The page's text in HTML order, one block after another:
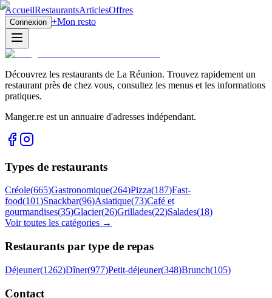
AccueilRestaurantsArticlesOffres
Connexion +Mon resto
Découvrez les restaurants de La Réunion. Trouvez rapidement un
restaurant près de chez vous, consultez les menus et les informations
pratiques.
Manger.re est un annuaire d'adresses indépendant.
Types de restaurants
Créole(665)Gastronomique(264)Pizza(187)Fast-
food(101)Snackbar(96)Asiatique(73)Café et
gourmandises(35)Glacier(26)Grillades(22)Salades(18)
Voir toutes les catégories →
Restaurants par type de repas
Déjeuner(1262)Dîner(977)Petit-déjeuner(348)Brunch(105)
Contact